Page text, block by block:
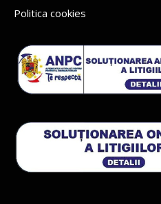
Politica cookies